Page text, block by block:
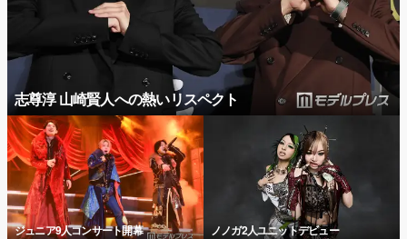
志尊淳 山崎賢人への熱いリスペクト
ジュニア9人コンサート開幕 ノノガ2人ユニットデビュー